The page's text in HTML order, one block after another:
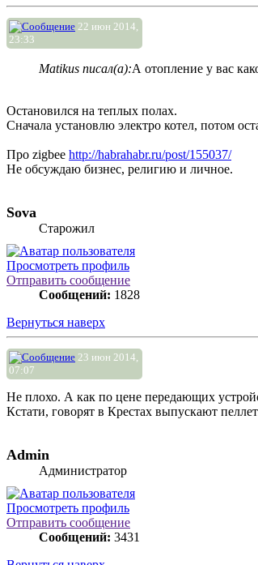
22 июн 2014,
23:33
Matikus писал(а):А отопление у вас
Остановился на теплых полах.
Сначала установлю электро котел, потом
Про zigbee http://habrahabr.ru/post/155037/
Не обсуждаю бизнес, религию и личное.
Sova
Старожил
Просмотреть профиль
Отправить сообщение
Сообщений: 1828
Вернуться наверх
23 июн 2014,
07:07
Не плохо. А как по цене передающих
Кстати, говорят в Крестах выпускают
Admin
Администратор
Просмотреть профиль
Отправить сообщение
Сообщений: 3431